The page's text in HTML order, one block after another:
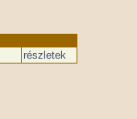
részletek